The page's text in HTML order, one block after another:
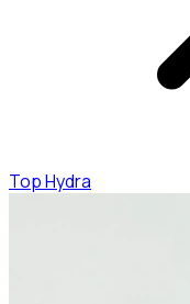
Top Hydra